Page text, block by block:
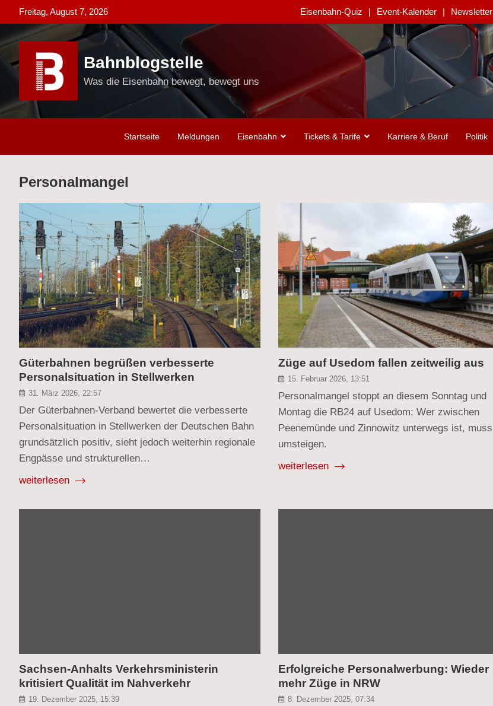
to
content
Freitag, August 7, 2026 Eisenbahn-Quiz Event-Kalender Newsletter
Bahnblogstelle
Was die Eisenbahn bewegt, bewegt uns
Startseite Meldungen Eisenbahn Tickets & Tarife Karriere & Beruf Politik
Personalmangel
Güterbahnen begrüßen verbesserte
Personalsituation in Stellwerken
31. März 2026, 22:57
Der Güterbahnen-Verband bewertet die verbesserte
Personalsituation in Stellwerken der Deutschen Bahn
grundsätzlich positiv, sieht jedoch weiterhin regionale
Engpässe und strukturellen…
weiterlesen
Züge auf Usedom fallen zeitweilig aus
15. Februar 2026, 13:51
Personalmangel stoppt an diesem Sonntag und
Montag die RB24 auf Usedom: Wer zwischen
Peenemünde und Zinnowitz unterwegs ist, muss
umsteigen.
weiterlesen
Sachsen-Anhalts Verkehrsministerin
kritisiert Qualität im Nahverkehr
19. Dezember 2025, 15:39
Erfolgreiche Personalwerbung: Wieder
mehr Züge in NRW
8. Dezember 2025, 07:34